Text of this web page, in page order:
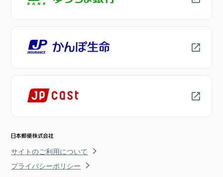
サイトのご利用について
プライバシーポリシー